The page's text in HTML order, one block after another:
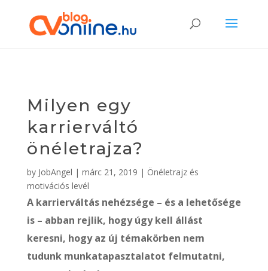
Milyen egy
karrierváltó
önéletrajza?
by JobAngel | márc 21, 2019 | Önéletrajz és
motivációs levél
A karrierváltás nehézsége – és a lehetősége
is – abban rejlik, hogy úgy kell állást
keresni, hogy az új témakörben nem
tudunk munkatapasztalatot felmutatni,